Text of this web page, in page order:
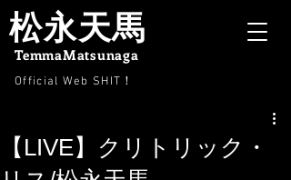
Official Web SHIT ！
松永天馬
TemmaMatsunaga
【LIVE】クリトリック・